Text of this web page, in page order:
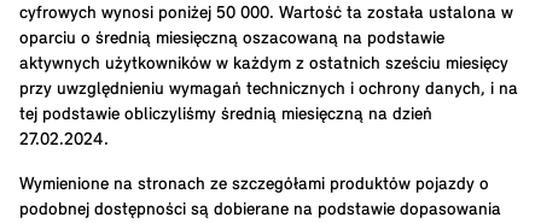
cyfrowych wynosi poniżej 50 000. Wartość ta została ustalona w
oparciu o średnią miesięczną oszacowaną na podstawie
aktywnych użytkowników w każdym z ostatnich sześciu miesięcy
przy uwzględnieniu wymagań technicznych i ochrony danych, i na
tej podstawie obliczyliśmy średnią miesięczną na dzień
27.02.2024.
Wymienione na stronach ze szczegółami produktów pojazdy o
podobnej dostępności są dobierane na podstawie dopasowania